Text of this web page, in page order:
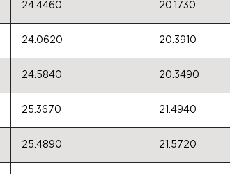
24.4460 20.1730
24.0620 20.3910
24.5840 20.3490
25.3670 21.4940
25.4890 21.5720